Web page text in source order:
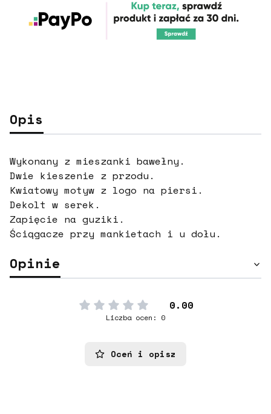
Opis
Wykonany z mieszanki bawełny.
Dwie kieszenie z przodu.
Kwiatowy motyw z logo na piersi.
Dekolt w serek.
Zapięcie na guziki.
Ściągacze przy mankietach i u dołu.
Opinie
0.00
Liczba ocen: 0
Oceń i opisz